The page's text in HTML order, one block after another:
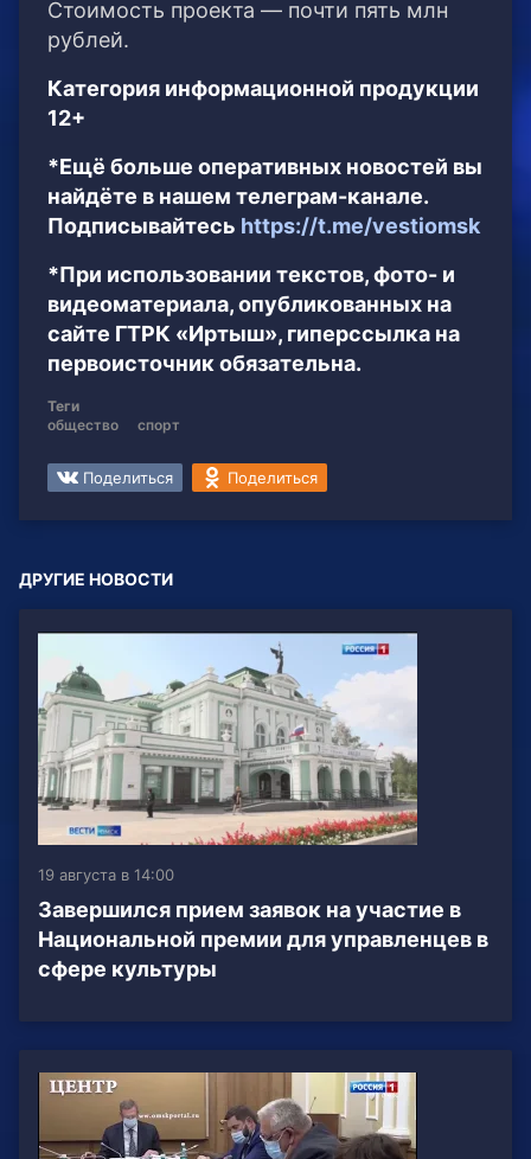
Стоимость проекта — почти пять млн
рублей.
Категория информационной продукции
12+
*Ещё больше оперативных новостей вы
найдёте в нашем телеграм-канале.
Подписывайтесь https://t.me/vestiomsk
*При использовании текстов, фото- и
видеоматериала, опубликованных на
сайте ГТРК «Иртыш», гиперссылка на
первоисточник обязательна.
Теги
общество
спорт
Поделиться Поделиться
ДРУГИЕ НОВОСТИ
19 августа в 14:00
Завершился прием заявок на участие в
Национальной премии для управленцев в
сфере культуры